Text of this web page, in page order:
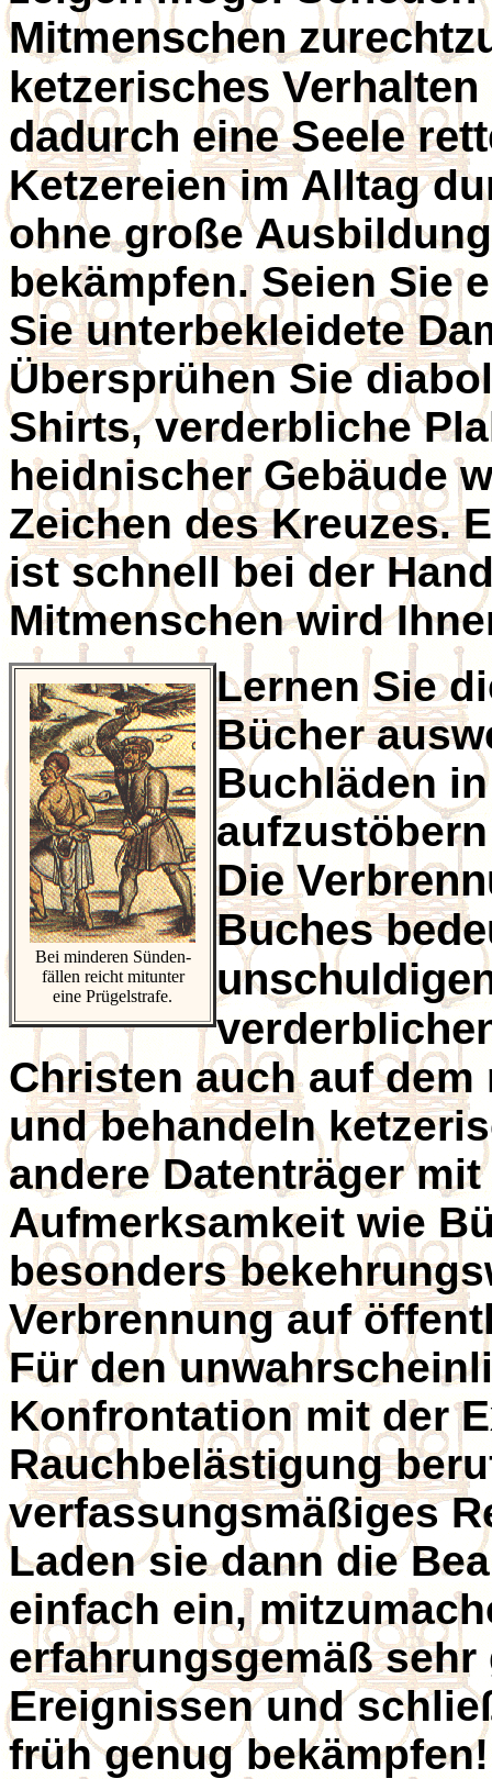
Mitmenschen
ketzerisches
dadurch eine Seele
Ketzereien im Alltag
ohne große
bekämpfen. Seien Sie
Sie unterbekleidete
Übersprühen Sie
Shirts, verderbliche
heidnischer Gebäude
Zeichen des Kreuzes.
ist schnell bei der
Mitmenschen wird
Bei minderen Sünden-
fällen reicht mitunter
eine Prügelstrafe.
Lernen Sie
Bücher
Buchläden
Die
Buches
Christen auch auf
und behandeln
andere Datenträger
Aufmerksamkeit wie
besonders
Verbrennung auf
Für den
Konfrontation mit der
Rauchbelästigung
verfassungsmäßiges
Laden sie dann die
einfach ein,
erfahrungsgemäß
Ereignissen und
früh genug bekämpfen!